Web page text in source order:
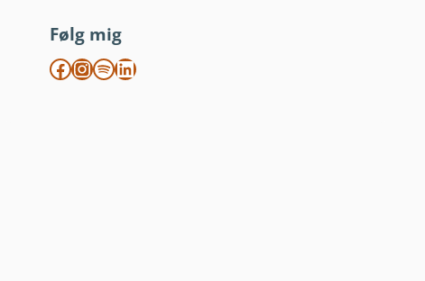
Følg mig
Facebook InstagramSpotify LinkedIn